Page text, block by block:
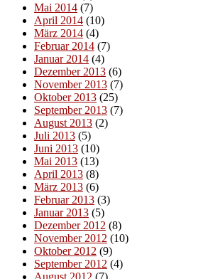
Mai 2014 (7)
April 2014 (10)
März 2014 (4)
Februar 2014 (7)
Januar 2014 (4)
Dezember 2013 (6)
November 2013 (7)
Oktober 2013 (25)
September 2013 (7)
August 2013 (2)
Juli 2013 (5)
Juni 2013 (10)
Mai 2013 (13)
April 2013 (8)
März 2013 (6)
Februar 2013 (3)
Januar 2013 (5)
Dezember 2012 (8)
November 2012 (10)
Oktober 2012 (9)
September 2012 (4)
August 2012 (7)